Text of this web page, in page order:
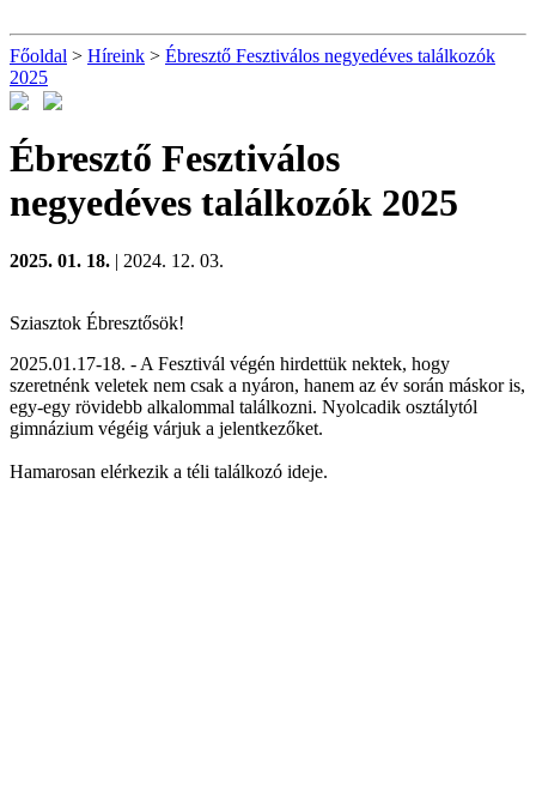
Főoldal > Híreink > Ébresztő Fesztiválos negyedéves találkozók
2025
Ébresztő Fesztiválos
negyedéves találkozók 2025
2025. 01. 18. | 2024. 12. 03.
Sziasztok Ébresztősök!
2025.01.17-18. - A Fesztivál végén hirdettük nektek, hogy
szeretnénk veletek nem csak a nyáron, hanem az év során máskor is,
egy-egy rövidebb alkalommal találkozni. Nyolcadik osztálytól
gimnázium végéig várjuk a jelentkezőket.
Hamarosan elérkezik a téli találkozó ideje.